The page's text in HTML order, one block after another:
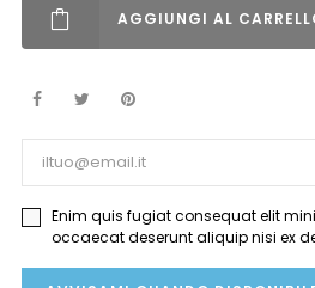
AGGIUNGI AL
Enim quis fugiat consequat elit
occaecat deserunt aliquip nisi ex